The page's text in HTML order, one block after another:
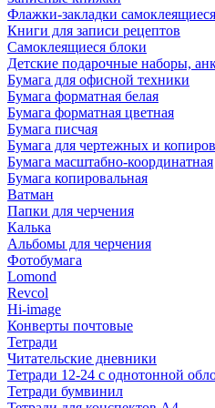
Флажки-закладки самоклеящиеся
Книги для записи рецептов
Самоклеящиеся блоки
Детские подарочные наборы,
Бумага для офисной техники
Бумага форматная белая
Бумага форматная цветная
Бумага писчая
Бумага для чертежных и
Бумага масштабно-координатная
Бумага копировальная
Ватман
Папки для черчения
Калька
Альбомы для черчения
Фотобумага
Lomond
Revcol
Hi-image
Конверты почтовые
Тетради
Читательские дневники
Тетради 12-24 с однотонной
Тетради бумвинил